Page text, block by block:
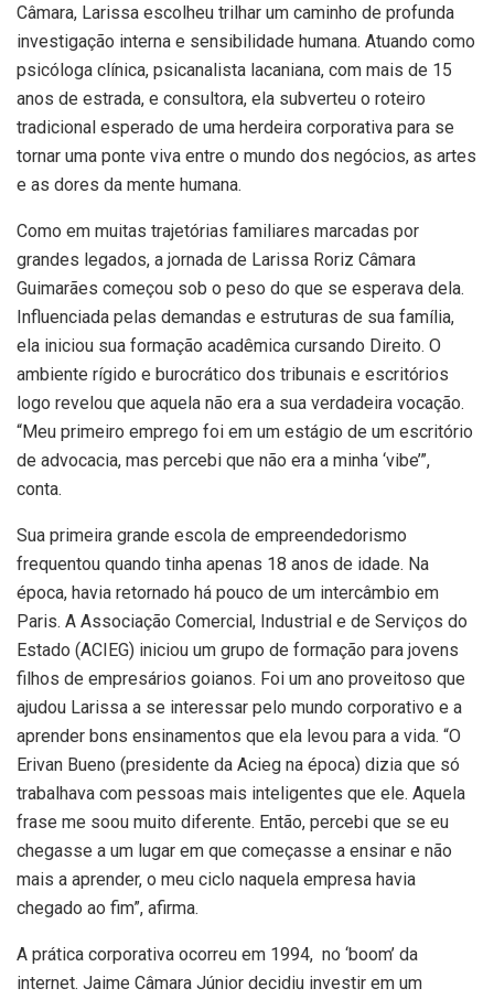
Câmara, Larissa escolheu trilhar um caminho de profunda
investigação interna e sensibilidade humana. Atuando como
psicóloga clínica, psicanalista lacaniana, com mais de 15
anos de estrada, e consultora, ela subverteu o roteiro
tradicional esperado de uma herdeira corporativa para se
tornar uma ponte viva entre o mundo dos negócios, as artes
e as dores da mente humana.
Como em muitas trajetórias familiares marcadas por
grandes legados, a jornada de Larissa Roriz Câmara
Guimarães começou sob o peso do que se esperava dela.
Influenciada pelas demandas e estruturas de sua família,
ela iniciou sua formação acadêmica cursando Direito. O
ambiente rígido e burocrático dos tribunais e escritórios
logo revelou que aquela não era a sua verdadeira vocação.
“Meu primeiro emprego foi em um estágio de um escritório
de advocacia, mas percebi que não era a minha ‘vibe’”,
conta.
Sua primeira grande escola de empreendedorismo
frequentou quando tinha apenas 18 anos de idade. Na
época, havia retornado há pouco de um intercâmbio em
Paris. A Associação Comercial, Industrial e de Serviços do
Estado (ACIEG) iniciou um grupo de formação para jovens
filhos de empresários goianos. Foi um ano proveitoso que
ajudou Larissa a se interessar pelo mundo corporativo e a
aprender bons ensinamentos que ela levou para a vida. “O
Erivan Bueno (presidente da Acieg na época) dizia que só
trabalhava com pessoas mais inteligentes que ele. Aquela
frase me soou muito diferente. Então, percebi que se eu
chegasse a um lugar em que começasse a ensinar e não
mais a aprender, o meu ciclo naquela empresa havia
chegado ao fim”, afirma.
A prática corporativa ocorreu em 1994, no ‘boom’ da
internet. Jaime Câmara Júnior decidiu investir em um